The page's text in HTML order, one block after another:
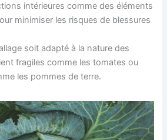
intérieures comme des éléments
minimiser les risques de blessures
soit adapté à la nature des
fragiles comme les tomates ou
les pommes de terre.